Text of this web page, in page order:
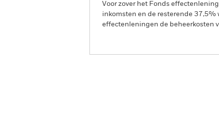
Voor zover het Fonds
inkomsten en de resterende
effectenleningen de beheerkosten